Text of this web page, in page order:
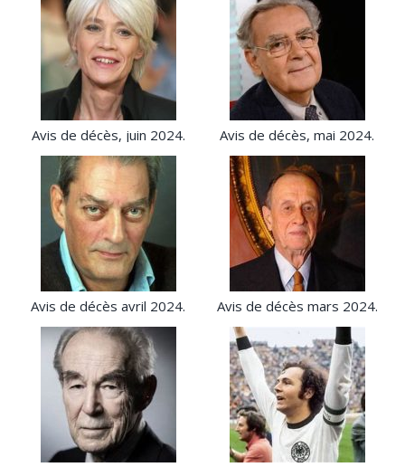
Avis de décès, juin 2024. Avis de décès, mai 2024.
Avis de décès avril 2024. Avis de décès mars 2024.